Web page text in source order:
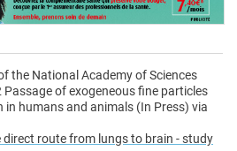
the National Academy of Sciences
Passage of exogeneous fine particles
humans and animals (In Press) via
route from lungs to brain - study